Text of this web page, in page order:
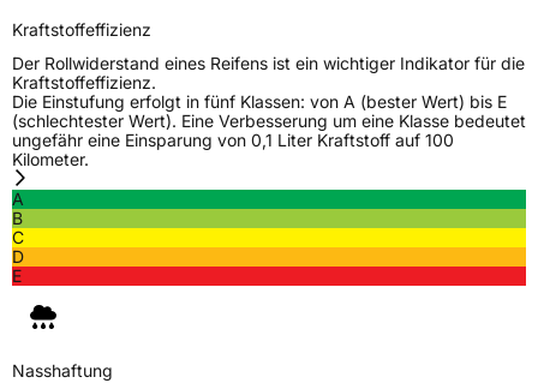
Rollgeräusch (dB)70
FahrzeugklasseC1
EPREL ID611857
Kraftstoffeffizienz
Der Rollwiderstand eines Reifens ist ein wichtiger Indikator für die
Kraftstoffeffizienz.
Die Einstufung erfolgt in fünf Klassen: von A (bester Wert) bis E
(schlechtester Wert). Eine Verbesserung um eine Klasse bedeutet
ungefähr eine Einsparung von 0,1 Liter Kraftstoff auf 100
Kilometer.
A
B
C
D
E
Nasshaftung